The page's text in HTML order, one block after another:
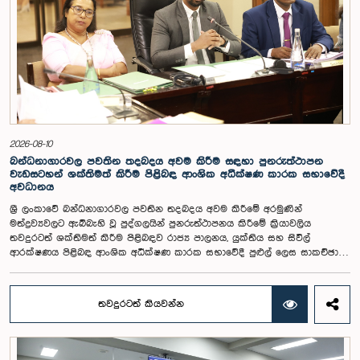
2026-08-10
බන්ධනාගාරවල පවතින තදබදය අවම කිරීම සඳහා පුනරුත්ථාපන
වැඩසටහන් ශක්තිමත් කිරීම පිළිබඳ ආංශික අධීක්ෂණ කාරක සභාවේදී
අවධානය
ශ්‍රී ලංකාවේ බන්ධනාගාරවල පවතින තදබදය අවම කිරීමේ අරමුණින්
මත්ද්‍රව්‍යවලට ඇබ්බැහි වූ පුද්ගලයින් පුනරුත්ථාපනය කිරීමේ ක්‍රියාවලිය
තවදුරටත් ශක්තිමත් කිරීම පිළිබඳව රාජ්‍ය පාලනය, යුක්තිය සහ සිවිල්
ආරක්ෂණය පිළිබඳ ආංශික අධීක්ෂණ කාරක සභාවේදී පුළුල් ලෙස සාකච්ඡා
මෙම සාකච්ඡාව පැවැත්විණි.බන්ධනාගාර දෙපාර්තමේන්තුව, ප්‍රජා පාදක
විශෝධන දෙපාර්තමේන්තුව, පුනරුත්ථාපන කාර්යාංශය සහ අන්තරායකර
ඖෂධ පාලක ජාතික මණ්ඩලය ඇතුළු රාජ්‍ය ආයතන මගින් පුනරුත්ථාපන
කටයුතු ක්‍රියාත්මක කරනු ලබන බව එම ආයතනවල නිලධාරීහු කාරක සභාව
තවදුරටත් කියවන්න